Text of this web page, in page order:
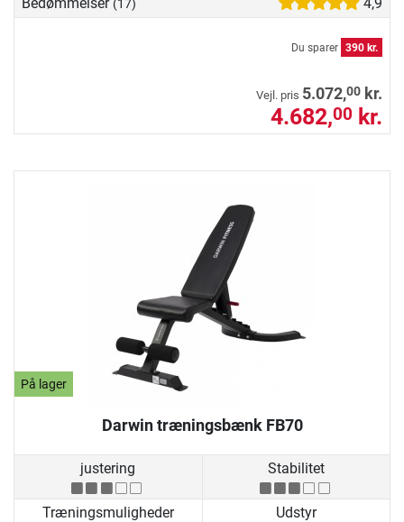
(17)
Du sparer 390 kr.
Vejl. pris 5.072,00 kr.
4.682,00 kr.
På lager
Darwin træningsbænk FB70
justering Stabilitet
Træningsmuligheder Udstyr